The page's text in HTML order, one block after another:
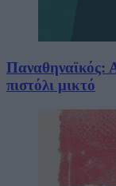
Παναθηναϊκός:
πιστόλι μικτό